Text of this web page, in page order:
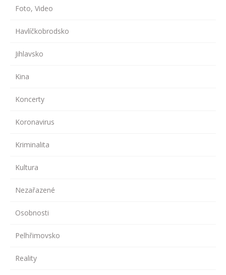
Foto, Video
Havlíčkobrodsko
Jihlavsko
Kina
Koncerty
Koronavirus
Kriminalita
Kultura
Nezařazené
Osobnosti
Pelhřimovsko
Reality